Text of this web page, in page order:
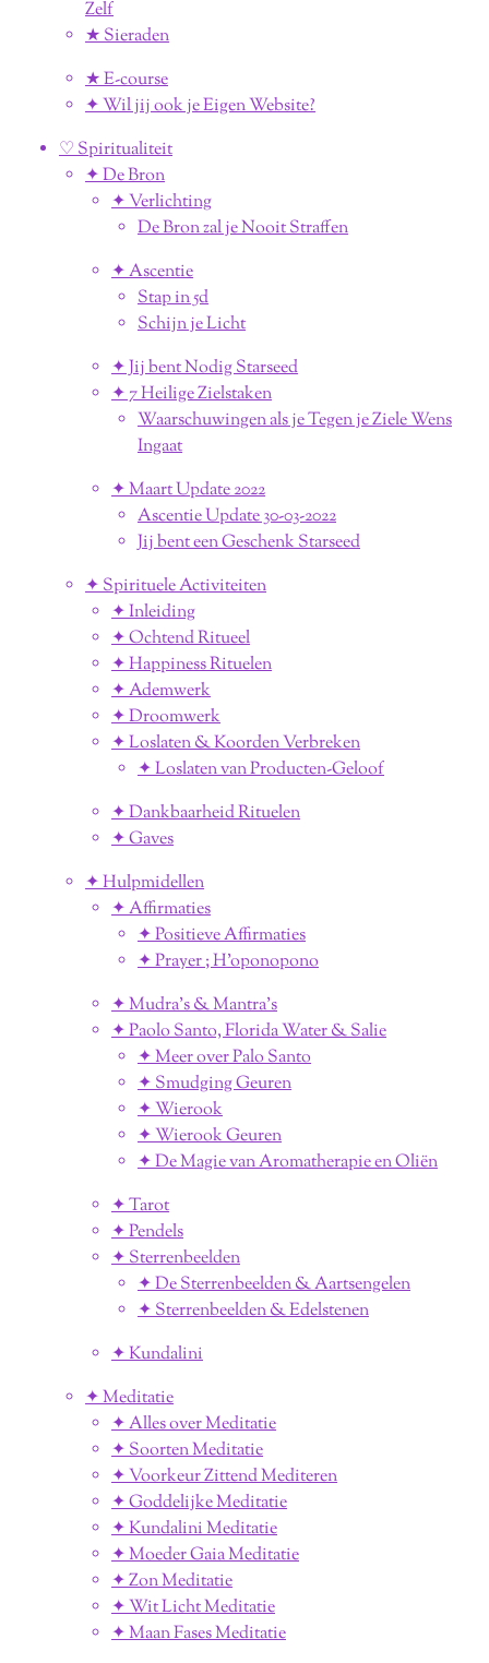
Zelf
★ Sieraden
★ E-course
✦ Wil jij ook je Eigen Website?
♡ Spiritualiteit
✦ De Bron
✦ Verlichting
De Bron zal je Nooit Straffen
✦ Ascentie
Stap in 5d
Schijn je Licht
✦ Jij bent Nodig Starseed
✦ 7 Heilige Zielstaken
Waarschuwingen als je Tegen je Ziele Wens
Ingaat
✦ Maart Update 2022
Ascentie Update 30-03-2022
Jij bent een Geschenk Starseed
✦ Spirituele Activiteiten
✦ Inleiding
✦ Ochtend Ritueel
✦ Happiness Rituelen
✦ Ademwerk
✦ Droomwerk
✦ Loslaten & Koorden Verbreken
✦ Loslaten van Producten-Geloof
✦ Dankbaarheid Rituelen
✦ Gaves
✦ Hulpmidellen
✦ Affirmaties
✦ Positieve Affirmaties
✦ Prayer ; H'oponopono
✦ Mudra's & Mantra's
✦ Paolo Santo, Florida Water & Salie
✦ Meer over Palo Santo
✦ Smudging Geuren
✦ Wierook
✦ Wierook Geuren
✦ De Magie van Aromatherapie en Oliën
✦ Tarot
✦ Pendels
✦ Sterrenbeelden
✦ De Sterrenbeelden & Aartsengelen
✦ Sterrenbeelden & Edelstenen
✦ Kundalini
✦ Meditatie
✦ Alles over Meditatie
✦ Soorten Meditatie
✦ Voorkeur Zittend Mediteren
✦ Goddelijke Meditatie
✦ Kundalini Meditatie
✦ Moeder Gaia Meditatie
✦ Zon Meditatie
✦ Wit Licht Meditatie
✦ Maan Fases Meditatie